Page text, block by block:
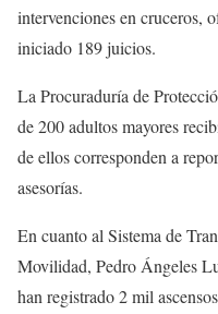
intervenciones en cruceros,
iniciado 189 juicios.
La Procuraduría de
de 200 adultos mayores
de ellos corresponden a
asesorías.
En cuanto al Sistema de
Movilidad, Pedro Ángeles
han registrado 2 mil